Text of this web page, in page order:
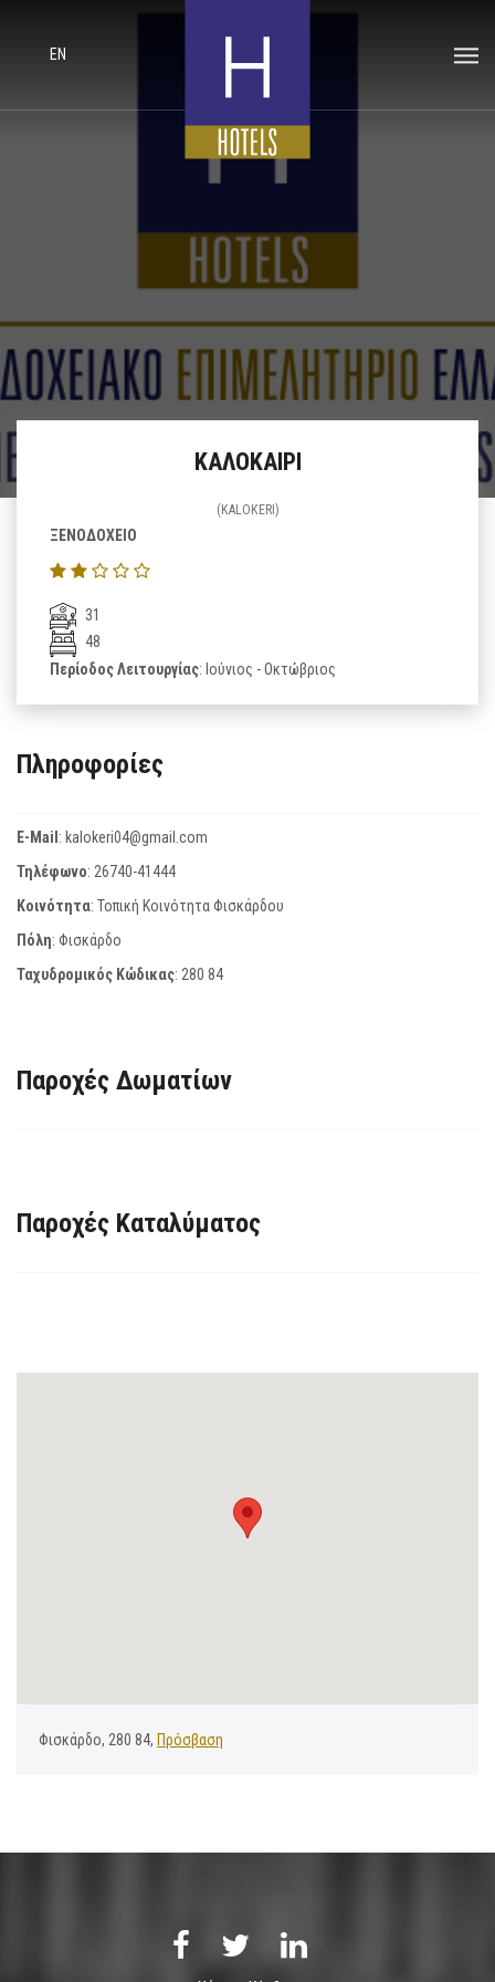
EN
ΚΑΛΟΚΑΙΡΙ
(KALOKERI)
ΞΕΝΟΔΟΧΕΙΟ
31
48
Περίοδος Λειτουργίας: Ιούνιος - Οκτώβριος
Πληροφορίες
E-Mail: kalokeri04@gmail.com
Τηλέφωνο: 26740-41444
Κοινότητα: Τοπική Κοινότητα Φισκάρδου
Πόλη: Φισκάρδο
Ταχυδρομικός Κώδικας: 280 84
Παροχές Δωματίων
Παροχές Καταλύματος
Φισκάρδο, 280 84, Πρόσβαση